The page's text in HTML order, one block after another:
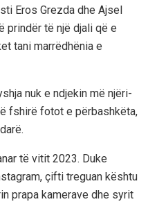
Eros Grezda dhe Ajsel
prindër të një djali që e
tani marrëdhënia e
nuk e ndjekin më njëri-
fshirë fotot e përbashkëta,
të vitit 2023. Duke
çifti treguan kështu
prapa kamerave dhe syrit